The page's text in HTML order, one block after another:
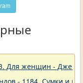
Для женщин -
- 1184. Сумки и